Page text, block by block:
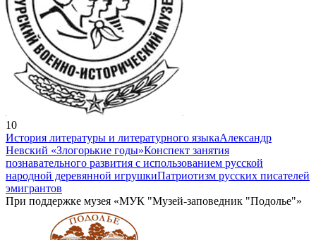
10
История литературы и литературного языкаАлександр
Невский «Злогорькие годы»Конспект занятия
познавательного развития с использованием русской
народной деревянной игрушкиПатриотизм русских писателей
эмигрантов
При поддержке музея «МУК "Музей-заповедник "Подолье"»